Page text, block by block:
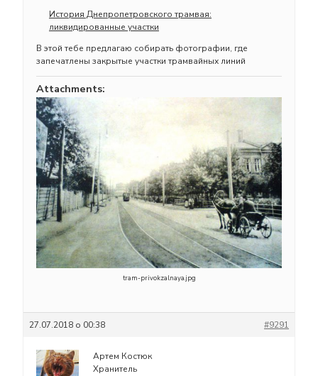
История Днепропетровского трамвая:
ликвидированные участки
В этой тебе предлагаю собирать фотографии, где
запечатлены закрытые участки трамвайных линий
Attachments:
tram-privokzalnaya.jpg
27.07.2018 о 00:38 #9291
Артем Костюк
Хранитель